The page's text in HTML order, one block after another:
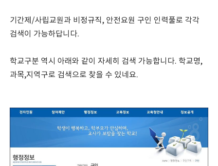
기간제/사립교원과 비정규직, 안전요원 구인 인력풀로 각각
검색이 가능하답니다.
학교구분 역시 아래와 같이 자세히 검색 가능합니다. 학교명,
과목,지역구로 검색으로 찾을 수 있네요.